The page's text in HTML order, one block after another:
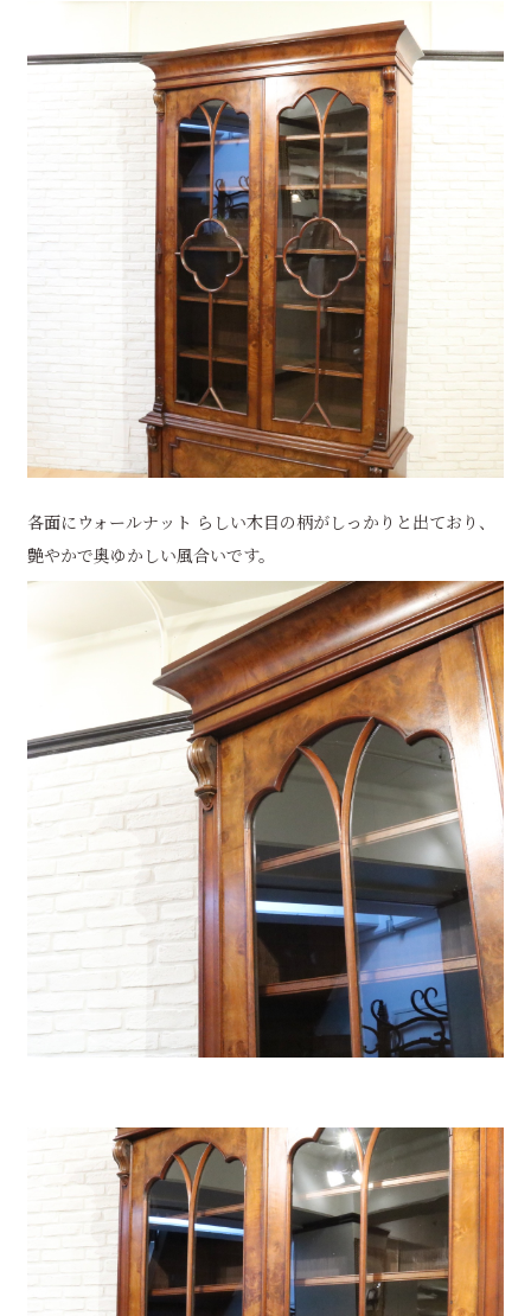
各面にウォールナット らしい木目の柄がしっかりと出ており、
艶やかで奥ゆかしい風合いです。